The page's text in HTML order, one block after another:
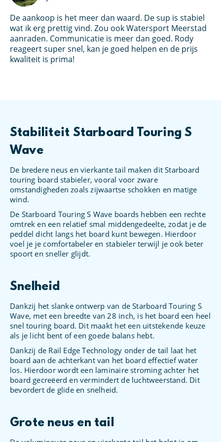
De aankoop is het meer dan waard. De sup is stabiel
wat ik erg prettig vind. Zou ook Watersport Meerstad
aanraden. Communicatie is meer dan goed. Rody
reageert super snel, kan je goed helpen en de prijs
kwaliteit is prima!
Stabiliteit Starboard Touring S
Wave
De bredere neus en vierkante tail maken dit Starboard
touring board stabieler, vooral voor zware
omstandigheden zoals zijwaartse schokken en matige
wind.
De Starboard Touring S Wave boards hebben een rechte
omtrek en een relatief smal middengedeelte, zodat je de
peddel dicht langs het board kunt bewegen. Hierdoor
voel je je comfortabeler en stabieler terwijl je ook beter
spoort en sneller glijdt.
Snelheid
Dankzij het slanke ontwerp van de Starboard Touring S
Wave, met een breedte van 28 inch, is het board een heel
snel touring board. Dit maakt het een uitstekende keuze
als je licht bent of een goede balans hebt.
Dankzij de Rail Edge Technology onder de tail laat het
board aan de achterkant van het board effectief water
los. Hierdoor wordt een laminaire stroming achter het
board gecreëerd en vermindert de luchtweerstand. Dit
bevordert de glide en snelheid.
Grote neus en tail